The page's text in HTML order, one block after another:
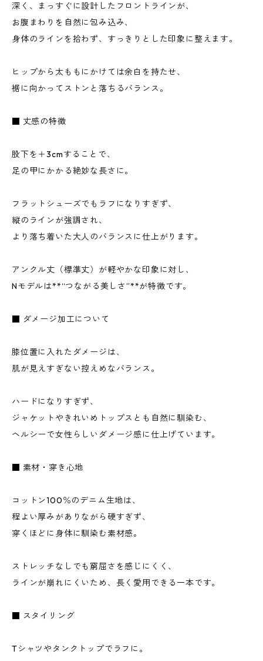
深く、まっすぐに設計したフロントラインが、
お腹まわりを自然に包み込み、
身体のラインを拾わず、すっきりとした印象に整えます。
ヒップから太ももにかけては余白を持たせ、
裾に向かってストンと落ちるバランス。
■ 丈感の特徴
股下を＋3cmすることで、
足の甲にかかる絶妙な長さに。
フラットシューズでもラフになりすぎず、
縦のラインが強調され、
より落ち着いた大人のバランスに仕上がります。
アンクル丈（標準丈）が軽やかな印象に対し、
Nモデルは**“つながる美しさ”**が特徴です。
■ ダメージ加工について
膝位置に入れたダメージは、
肌が見えすぎない控えめなバランス。
ハードになりすぎず、
ジャケットやきれいめトップスとも自然に馴染む、
ヘルシーで女性らしいダメージ感に仕上げています。
■ 素材・穿き心地
コットン100％のデニム生地は、
程よい厚みがありながら硬すぎず、
穿くほどに身体に馴染む素材感。
ストレッチなしでも窮屈さを感じにくく、
ラインが崩れにくいため、長く愛用できる一本です。
■ スタイリング
Tシャツやタンクトップでラフに。